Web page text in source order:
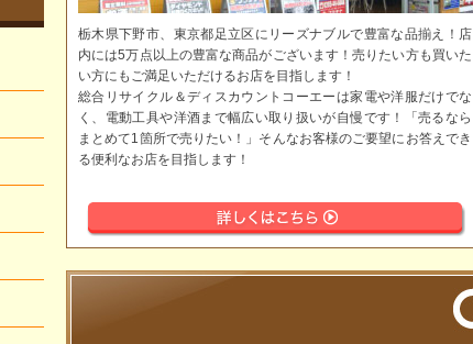
栃木県下野市、東京都足立区にリーズナブルで豊富な品揃え！店
内には5万点以上の豊富な商品がございます！売りたい方も買いた
い方にもご満足いただけるお店を目指します！
総合リサイクル＆ディスカウントコーエーは家電や洋服だけでな
く、電動工具や洋酒まで幅広い取り扱いが自慢です！「売るなら
まとめて1箇所で売りたい！」そんなお客様のご要望にお答えでき
る便利なお店を目指します！